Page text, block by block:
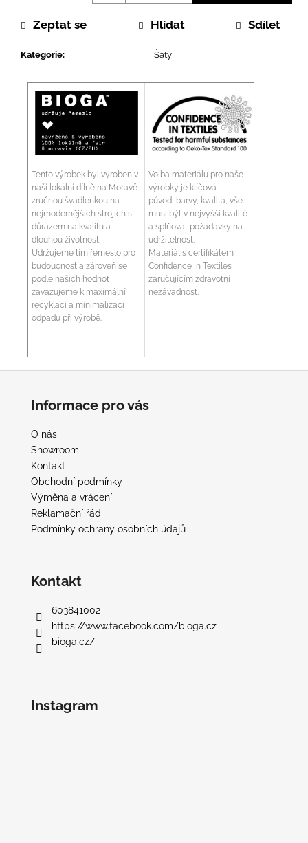
cena:
Kategorie: Šaty
Zeptat se Hlídat Sdílet
Tento výrobek byl vyroben v
naší lokální dílně na Moravě
zručnou švadlenkou na
nejmodernějších strojích s
důrazem na kvalitu a
dlouhou životnost.
Udržujeme tím řemeslo pro
budoucnost a zároveň se
podle našich hodnot
zavazujeme k maximální
recyklaci a minimalizaci
odpadu při výrobě.
Volba materiálu pro naše
výrobky je klíčová –
původ, barvy, kvalita, vše
musí být v nejvyšší kvalitě
a splňovat požadavky na
udržitelnost.
Materiál s certifikátem
Confidence In Textiles
zaručujícím zdravotní
nezávadnost.
Informace pro vás
O nás
Showroom
Kontakt
Obchodní podmínky
Výměna a vrácení
Reklamační řád
Podmínky ochrany osobních údajů
Kontakt
603841002
https://www.facebook.com/bioga.cz
bioga.cz/
Instagram